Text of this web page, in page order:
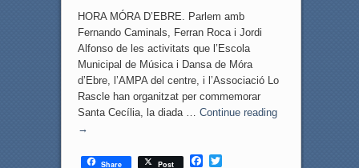
HORA MÓRA D’EBRE. Parlem amb
Fernando Caminals, Ferran Roca i Jordi
Alfonso de les activitats que l’Escola
Municipal de Música i Dansa de Móra
d’Ebre, l’AMPA del centre, i l’Associació Lo
Rascle han organitzat per commemorar
Santa Cecília, la diada … Continue reading
→
Share Post
F
T